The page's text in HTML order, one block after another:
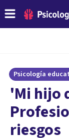
Psicología
'Mi hijo
riesgos